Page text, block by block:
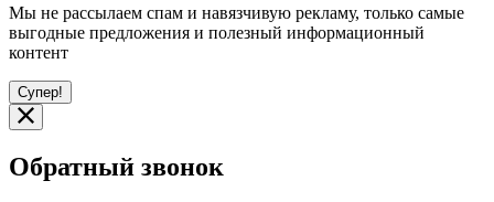
Мы не рассылаем спам и навязчивую рекламу, только самые
выгодные предложения и полезный информационный
контент
Супер!
Обратный звонок